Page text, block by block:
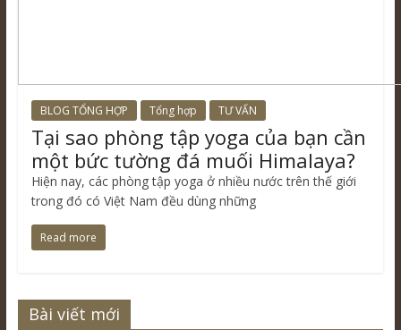
BLOG TỔNG HỢP Tổng hợp TƯ VẤN
Tại sao phòng tập yoga của bạn cần
một bức tường đá muối Himalaya?
Hiện nay, các phòng tập yoga ở nhiều nước trên thế giới
trong đó có Việt Nam đều dùng những
Read more
Bài viết mới